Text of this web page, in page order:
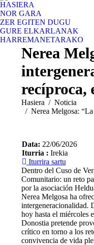
HASIERA
NOR GARA
ZER EGITEN DUGU
GURE ELKARLANAK
HARREMANETARAKO
Nerea
recíproca,
You are here:
Hasiera
Noticia
Nerea Melgosa:
Data: 22/06/2026
Iturria : Irekia
Iturrira sartu
Dentro del Cuso de
Comunitario: un reto
por la asociación
Nerea Melgosa ha
intergeneracionalidad.
hoy hasta el miércoles
Donostia pretende
crítico en torno a los
convivencia de vida